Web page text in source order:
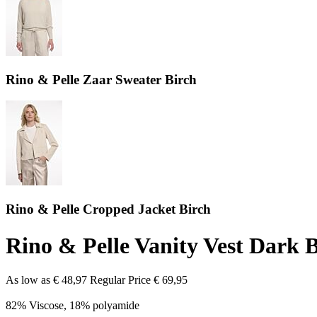
Rino & Pelle Zaar Sweater Birch
Rino & Pelle Cropped Jacket Birch
Rino & Pelle Vanity Vest Dark
As low as € 48,97 Regular Price € 69,95
82% Viscose, 18% polyamide